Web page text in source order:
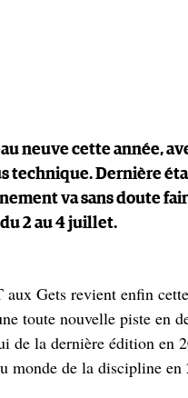
neuve cette année,
technique. Dernière
va sans doute
2 au 4 juillet.
Gets revient enfin
toute nouvelle piste en
de la dernière édition en
monde de la discipline en